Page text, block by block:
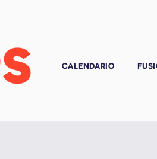
CALENDARIO